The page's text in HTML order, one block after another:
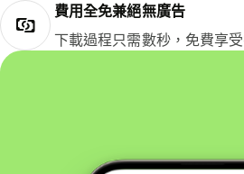
費用全免兼絕無廣告
下載過程只需數秒，免費享